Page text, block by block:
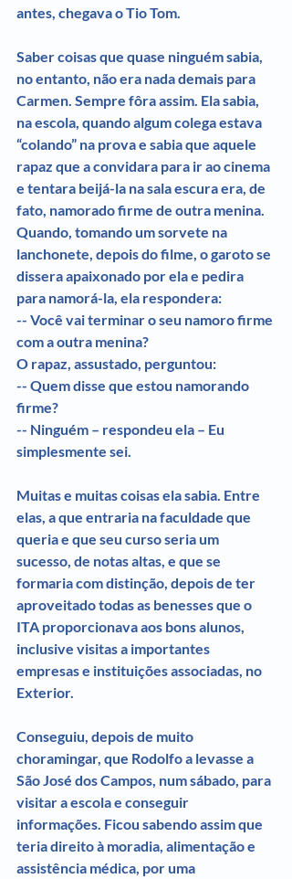
antes, chegava o Tio Tom.
Saber coisas que quase ninguém sabia,
no entanto, não era nada demais para
Carmen. Sempre fôra assim. Ela sabia,
na escola, quando algum colega estava
“colando” na prova e sabia que aquele
rapaz que a convidara para ir ao cinema
e tentara beijá-la na sala escura era, de
fato, namorado firme de outra menina.
Quando, tomando um sorvete na
lanchonete, depois do filme, o garoto se
dissera apaixonado por ela e pedira
para namorá-la, ela respondera:
-- Você vai terminar o seu namoro firme
com a outra menina?
O rapaz, assustado, perguntou:
-- Quem disse que estou namorando
firme?
-- Ninguém – respondeu ela – Eu
simplesmente sei.
Muitas e muitas coisas ela sabia. Entre
elas, a que entraria na faculdade que
queria e que seu curso seria um
sucesso, de notas altas, e que se
formaria com distinção, depois de ter
aproveitado todas as benesses que o
ITA proporcionava aos bons alunos,
inclusive visitas a importantes
empresas e instituições associadas, no
Exterior.
Conseguiu, depois de muito
choramingar, que Rodolfo a levasse a
São José dos Campos, num sábado, para
visitar a escola e conseguir
informações. Ficou sabendo assim que
teria direito à moradia, alimentação e
assistência médica, por uma